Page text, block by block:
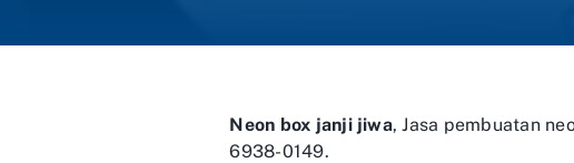
Neon box janji jiwa, Jasa pembuatan
6938-0149.